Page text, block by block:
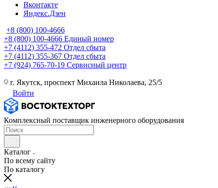
Вконтакте
Яндекс.Дзен
+8 (800) 100-4666
+8 (800) 100-4666 Единый номер
+7 (4112) 355-472 Отдел сбыта
+7 (4112) 355-367 Отдел сбыта
+7 (924) 765-70-19 Сервисный центр
г. Якутск, проспект Михаила Николаева, 25/5
Войти
Комплексный поставщик инженерного оборудования
Каталог
По всему сайту
По каталогу